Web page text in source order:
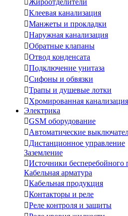
Жироотделители
Клеевая канализация
Манжеты и прокладки
Наружная канализация
Обратные клапаны
Отвод конденсата
Подключение унитаза
Сифоны и обвязки
Трапы и душевые лотки
Хромированная канализация
Электрика
GSM оборудование
Автоматические
Дистанционное управление
Заземление
Источники бесперебойного
Кабельная арматура
Кабельная продукция
Контакторы и реле
Реле контроля и защиты